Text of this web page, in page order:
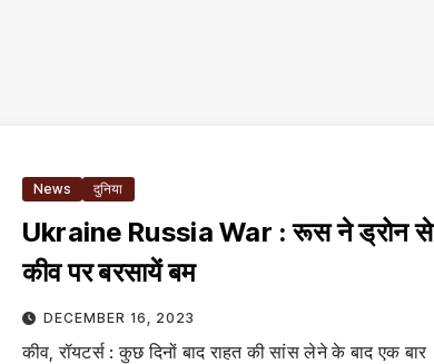
News दुनिया
Ukraine Russia War : रूस ने ड्रोन से
कीव पर बरसायें बम
DECEMBER 16, 2023
कीव, रॉयटर्स : कुछ दिनों बाद राहत की सांस लेने के बाद एक बार